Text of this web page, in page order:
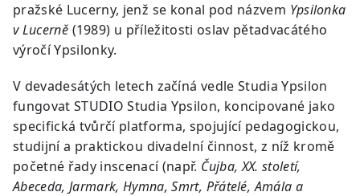
pražské Lucerny, jenž se konal pod názvem Ypsilonka
v Lucerně (1989) u příležitosti oslav pětadvacátého
výročí Ypsilonky.
V devadesátých letech začíná vedle Studia Ypsilon
fungovat STUDIO Studia Ypsilon, koncipované jako
specifická tvůrčí platforma, spojující pedagogickou,
studijní a praktickou divadelní činnost, z níž kromě
početné řady inscenací (např. Čujba, XX. století,
Abeceda, Jarmark, Hymna, Smrt, Přátelé, Amála a